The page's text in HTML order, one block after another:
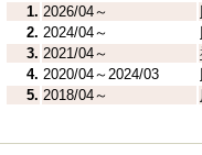
1. 2026/04～
2. 2024/04～
3. 2021/04～
4. 2020/04～2024/03
5. 2018/04～